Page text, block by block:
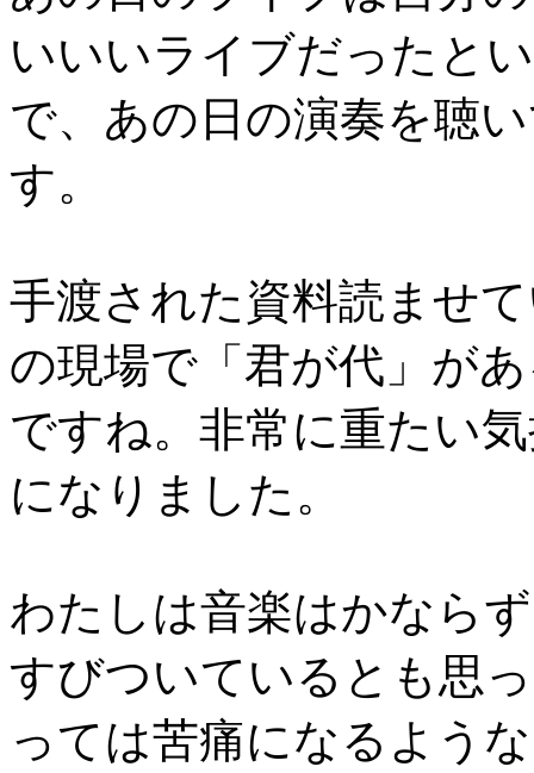
いいいライブだったと
で、あの日の演奏を聴
す。
手渡された資料読ませ
の現場で「君が代」が
ですね。非常に重たい
になりました。
わたしは音楽はかなら
すびついているとも思
っては苦痛になるよう